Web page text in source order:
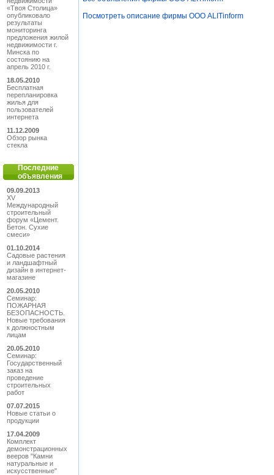
«Твоя Столица»
опубликовало
результаты
мониторинга
предложения жилой
недвижимости г.
Минска по
состоянию на
апрель 2010 г.
18.05.2010
Бесплатная
перепланировка
жилья для
пользователей
интернета
11.12.2009
Обзор рынка
стекла
Последние
объявления
09.09.2013
XV
Международный
строительный
форум «Цемент.
Бетон. Сухие
смеси»
01.10.2014
Садовые растения
и ландшафтный
дизайн в интернет-
магазине
20.05.2010
Семинар:
ПОЖАРНАЯ
БЕЗОПАСНОСТЬ.
Новые требования
к должностным
лицам
20.05.2010
Семинар:
Государственный
заказ на
проведение
строительных
работ
07.07.2015
Новые статьи о
продукции
17.04.2009
Комплект
демонстрационных
вееров "Камни
натуральные и
искусственные"
Посмотреть описание фирмы ООО ALITinform